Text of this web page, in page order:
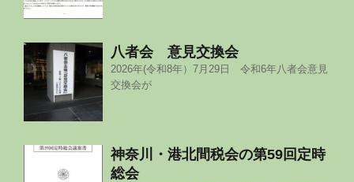
八者会 意見交換会
2026年(令和8年）7月29日 令和6年八者会意見
交換会が
神奈川・港北間税会の第59回定時
総会